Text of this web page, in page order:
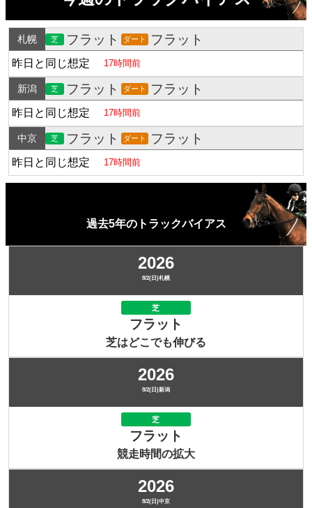
札幌 芝 フラット ダート フラット
昨日と同じ想定 17時間前
新潟 芝 フラット ダート フラット
昨日と同じ想定 17時間前
中京 芝 フラット ダート フラット
昨日と同じ想定 17時間前
過去5年のトラックバイアス
2026
8/2(日)札幌
芝
フラット
芝はどこでも伸びる
2026
8/2(日)新潟
芝
フラット
競走時間の拡大
2026
8/2(日)中京